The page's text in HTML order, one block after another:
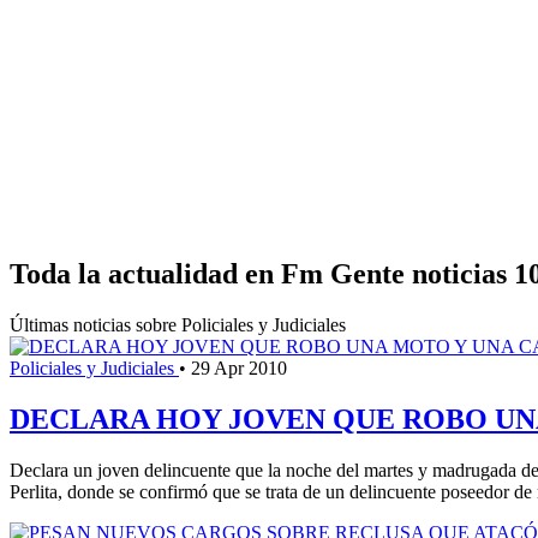
Toda la actualidad en Fm Gente noticias
Últimas noticias sobre Policiales y Judiciales
Policiales y Judiciales • 29 Apr 2010
DECLARA HOY JOVEN QUE ROBO
Declara un joven delincuente que la noche del martes y madrugada
Perlita, donde se confirmó que se trata de un delincuente poseedor